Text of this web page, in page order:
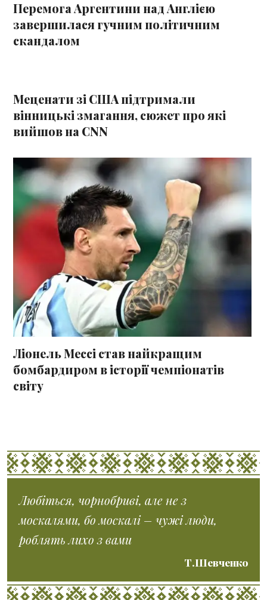
Перемога Аргентини над Англією
завершилася гучним політичним
скандалом
Меценати зі США підтримали
вінницькі змагання, сюжет про які
вийшов на CNN
Ліонель Мессі став найкращим
бомбардиром в історії чемпіонатів
світу
Любіться, чорнобриві, але не з
москалями, бо москалі – чужі люди,
роблять лихо з вами
Т.Шевченко